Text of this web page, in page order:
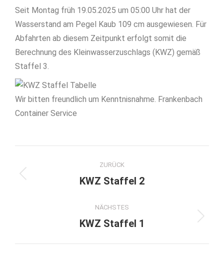
Seit Montag früh 19.05.2025 um 05:00 Uhr hat der
Wasserstand am Pegel Kaub 109 cm ausgewiesen. Für
Abfahrten ab diesem Zeitpunkt erfolgt somit die
Berechnung des Kleinwasserzuschlags (KWZ) gemäß
Staffel 3.
Wir bitten freundlich um Kenntnisnahme. Frankenbach
Container Service
Kommentarnavigation
ZURÜCK
Vorheriger
KWZ Staffel 2
NÄCHSTES
Nächster
KWZ Staffel 1